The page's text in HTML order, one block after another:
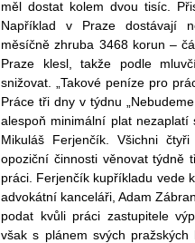
měl dostat kolem dvou tisíc.
Například v Praze dostávají
měsíčně zhruba 3468 korun –
Praze klesl, takže podle
snižovat. „Takové peníze pro
Práce tři dny v týdnu
alespoň minimální plat nezaplatí
Mikuláš Ferjenčík. Všichni
opoziční činnosti věnovat týdně
práci. Ferjenčík kupříkladu vede
advokátní kanceláři, Adam
podat kvůli práci zastupitele
však s plánem svých pražských